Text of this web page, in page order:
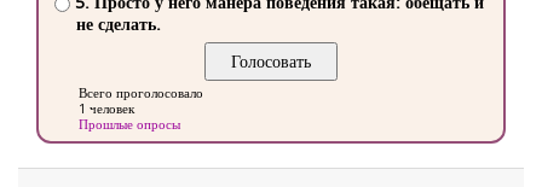
не сделать.
Всего проголосовало
1 человек
Прошлые опросы